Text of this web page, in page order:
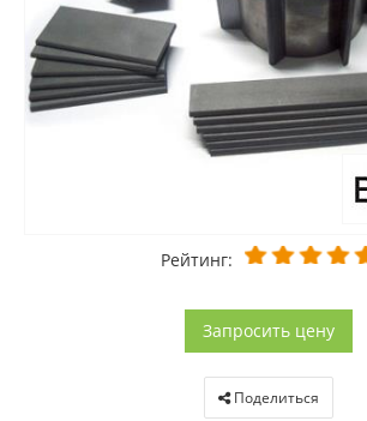
Рейтинг:
Запросить цену
Поделиться